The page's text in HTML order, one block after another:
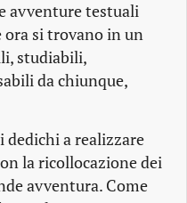
avventure testuali
ora si trovano in un
studiabili,
da chiunque,
dedichi a realizzare
la ricollocazione dei
avventura. Come